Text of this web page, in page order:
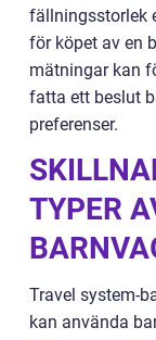
fällningsstorlek
för köpet av en
mätningar kan
fatta ett beslut
preferenser.
TYPER
Travel system-
kan använda